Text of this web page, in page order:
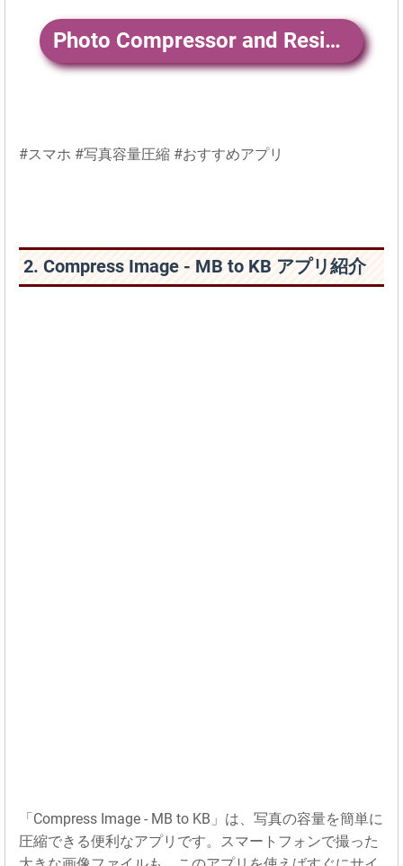
Photo Compressor and Resizer ダウンロード
#スマホ #写真容量圧縮 #おすすめアプリ
2. Compress Image - MB to KB アプリ紹介
「Compress Image - MB to KB」は、写真の容量を簡単に
圧縮できる便利なアプリです。スマートフォンで撮った